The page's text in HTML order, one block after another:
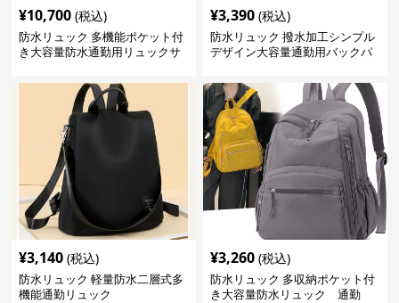
¥10,700 (税込)
防水リュック 多機能ポケット付
き大容量防水通勤用リュックサ
¥3,390 (税込)
防水リュック 撥水加工シンプル
デザイン大容量通勤用バックパ
¥3,140 (税込)
防水リュック 軽量防水二層式多
機能通勤リュック
¥3,260 (税込)
防水リュック 多収納ポケット付
き大容量防水リュック 通勤